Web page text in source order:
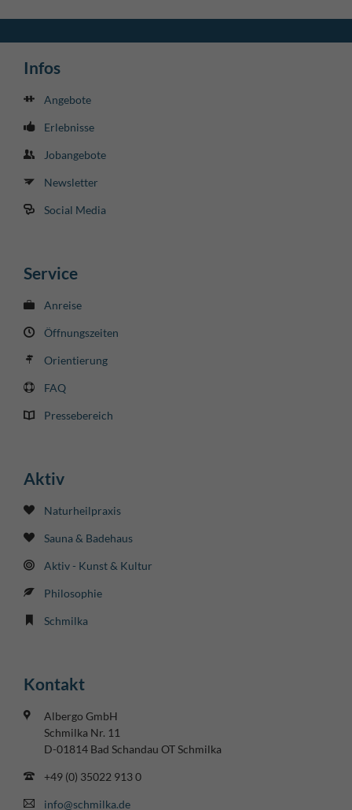
Infos
Angebote
Erlebnisse
Jobangebote
Newsletter
Social Media
Service
Anreise
Öffnungszeiten
Orientierung
FAQ
Pressebereich
Aktiv
Naturheilpraxis
Sauna & Badehaus
Aktiv - Kunst & Kultur
Philosophie
Schmilka
Kontakt
Albergo GmbH
Schmilka Nr. 11
D-01814 Bad Schandau OT Schmilka
+49 (0) 35022 913 0
info@schmilka.de